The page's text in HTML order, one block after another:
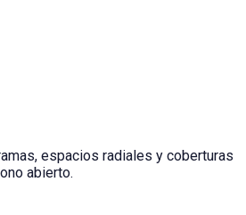
espacios radiales y coberturas
abierto.